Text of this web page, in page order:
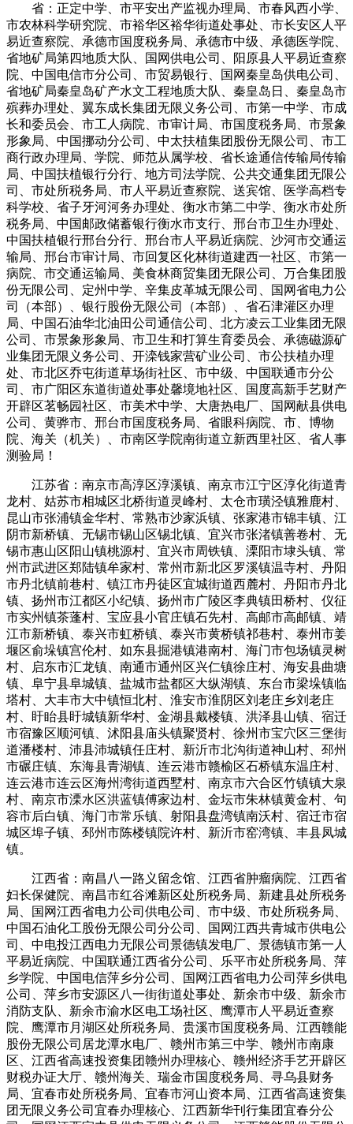
省：正定中学、市平安出产监视办理局、市春风西小学、
市农林科学研究院、市裕华区裕华街道处事处、市长安区人平
易近查察院、承德市国度税务局、承德市中级、承德医学院、
省地矿局第四地质大队、国网供电公司、阳原县人平易近查察
院、中国电信市分公司、市贸易银行、国网秦皇岛供电公司、
省地矿局秦皇岛矿产水文工程地质大队、秦皇岛日、秦皇岛市
殡葬办理处、翼东成长集团无限义务公司、市第一中学、市成
长和委员会、市工人病院、市审计局、市国度税务局、市景象
形象局、中国挪动分公司、中太扶植集团股份无限公司、市工
商行政办理局、学院、师范从属学校、省长途通信传输局传输
局、中国扶植银行分行、地方司法学院、公共交通集团无限公
司、市处所税务局、市人平易近查察院、送宾馆、医学高档专
科学校、省子牙河河务办理处、衡水市第二中学、衡水市处所
税务局、中国邮政储蓄银行衡水市支行、邢台市卫生办理处、
中国扶植银行邢台分行、邢台市人平易近病院、沙河市交通运
输局、邢台市审计局、市回复区化林街道建西一社区、市第一
病院、市交通运输局、美食林商贸集团无限公司、万合集团股
份无限公司、定州中学、辛集皮革城无限公司、国网省电力公
司（本部）、银行股份无限公司（本部）、省石津灌区办理
局、中国石油华北油田公司通信公司、北方凌云工业集团无限
公司、市景象形象局、市卫生和打算生育委员会、承德磁源矿
业集团无限义务公司、开滦钱家营矿业公司、市公扶植办理
处、市北区乔屯街道草场街社区、市中级、中国联通市分公
司、市广阳区东道街道处事处馨境地社区、国度高新手艺财产
开辟区茗畅园社区、市美术中学、大唐热电厂、国网献县供电
公司、黄骅市、邢台市国度税务局、省眼科病院、市、博物
院、海关（机关）、市南区学院南街道立新西里社区、省人事
测验局！
江苏省：南京市高淳区淳溪镇、南京市江宁区淳化街道青
龙村、姑苏市相城区北桥街道灵峰村、太仓市璜泾镇雅鹿村、
昆山市张浦镇金华村、常熟市沙家浜镇、张家港市锦丰镇、江
阴市新桥镇、无锡市锡山区锡北镇、宜兴市张渚镇善卷村、无
锡市惠山区阳山镇桃源村、宜兴市周铁镇、溧阳市埭头镇、常
州市武进区郑陆镇牟家村、常州市新北区罗溪镇温寺村、丹阳
市丹北镇前巷村、镇江市丹徒区宜城街道西麓村、丹阳市丹北
镇、扬州市江都区小纪镇、扬州市广陵区李典镇田桥村、仪征
市实州镇茶蓬村、宝应县小官庄镇石先村、高邮市高邮镇、靖
江市新桥镇、泰兴市虹桥镇、泰兴市黄桥镇祁巷村、泰州市姜
堰区俞垛镇宫伦村、如东县掘港镇港南村、海门市包场镇灵树
村、启东市汇龙镇、南通市通州区兴仁镇徐庄村、海安县曲塘
镇、阜宁县阜城镇、盐城市盐都区大纵湖镇、东台市梁垛镇临
塔村、大丰市大中镇恒北村、淮安市淮阴区刘老庄乡刘老庄
村、盱眙县盱城镇新华村、金湖县戴楼镇、洪泽县山镇、宿迁
市宿豫区顺河镇、沭阳县庙头镇聚贤村、徐州市宝穴区三堡街
道潘楼村、沛县沛城镇任庄村、新沂市北沟街道神山村、邳州
市碾庄镇、东海县青湖镇、连云港市赣榆区石桥镇东温庄村、
连云港市连云区海州湾街道西墅村、南京市六合区竹镇镇大泉
村、南京市溧水区洪蓝镇傅家边村、金坛市朱林镇黄金村、句
容市后白镇、海门市常乐镇、射阳县盘湾镇南沃村、宿迁市宿
城区埠子镇、邳州市陈楼镇院许村、新沂市窑湾镇、丰县凤城
镇。
江西省：南昌八一路义留念馆、江西省肿瘤病院、江西省
妇长保健院、南昌市红谷滩新区处所税务局、新建县处所税务
局、国网江西省电力公司供电公司、市中级、市处所税务局、
中国石油化工股份无限公司分公司、国网江西共青城市供电公
司、中电投江西电力无限公司景德镇发电厂、景德镇市第一人
平易近病院、中国联通江西省分公司、乐平市处所税务局、萍
乡学院、中国电信萍乡分公司、国网江西省电力公司萍乡供电
公司、萍乡市安源区八一街街道处事处、新余市中级、新余市
消防支队、新余市渝水区电工场社区、鹰潭市人平易近查察
院、鹰潭市月湖区处所税务局、贵溪市国度税务局、江西赣能
股份无限公司居龙潭水电厂、赣州市第三中学、赣州市南康
区、江西省高速投资集团赣州办理核心、赣州经济手艺开辟区
财税办证大厅、赣州海关、瑞金市国度税务局、寻乌县财务
局、宜春市处所税务局、宜春市河山资本局、江西省高速资集
团无限义务公司宜春办理核心、江西新华刊行集团宜春分公